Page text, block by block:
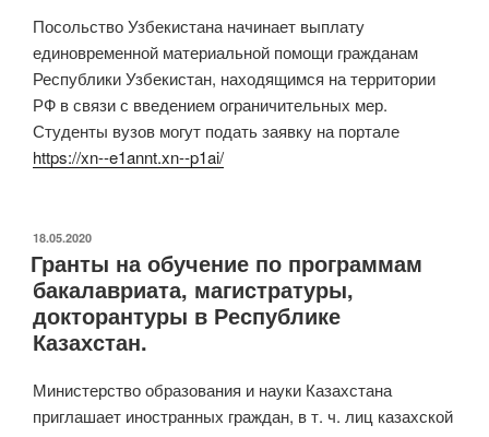
Посольство Узбекистана начинает выплату
единовременной материальной помощи гражданам
Республики Узбекистан, находящимся на территории
РФ в связи с введением ограничительных мер.
Студенты вузов могут подать заявку на портале
https://xn--e1annt.xn--p1ai/
ОПУБЛИКОВАНО
18.05.2020
Гранты на обучение по программам
бакалавриата, магистратуры,
докторантуры в Республике
Казахстан.
Министерство образования и науки Казахстана
приглашает иностранных граждан, в т. ч. лиц казахской